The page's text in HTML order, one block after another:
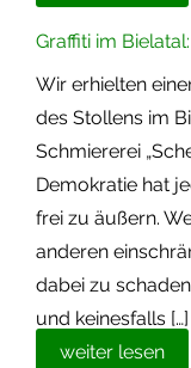
Graffiti im
Wir erhielten
des Stollens im
Schmiererei
Demokratie hat
frei zu äußern.
anderen
dabei zu
und keinesfalls […]
weiter lesen